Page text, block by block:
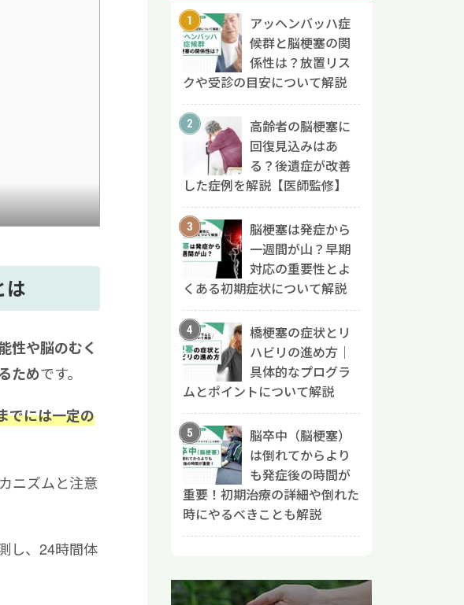
は
性や脳のむく
ためです。
でには一定の
ニズムと注意
し、24時間体
アッヘンバッハ症
候群と脳梗塞の関
係性は？放置リス
クや受診の目安について解説
高齢者の脳梗塞に
回復見込みはあ
る？後遺症が改善
した症例を解説【医師監修】
脳梗塞は発症から
一週間が山？早期
対応の重要性とよ
くある初期症状について解説
橋梗塞の症状とリ
ハビリの進め方｜
具体的なプログラ
ムとポイントについて解説
脳卒中（脳梗塞）
は倒れてからより
も発症後の時間が
重要！初期治療の詳細や倒れた
時にやるべきことも解説